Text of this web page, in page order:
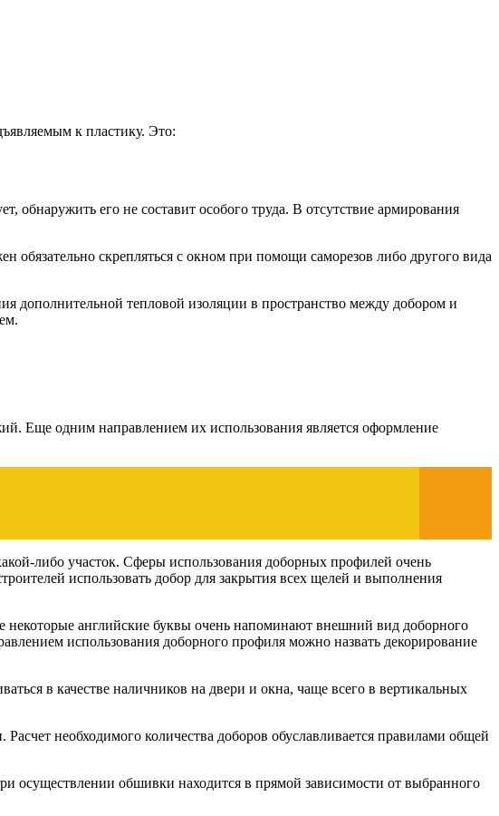
к пластику. Это:
обнаружить его не составит особого труда. В отсутствие армирования
обязательно скрепляться с окном при помощи саморезов либо другого вида
дополнительной тепловой изоляции в пространство между добором и
Еще одним направлением их использования является оформление
либо участок. Сферы использования доборных профилей очень
использовать добор для закрытия всех щелей и выполнения
некоторые английские буквы очень напоминают внешний вид доборного
использования доборного профиля можно назвать декорирование
в качестве наличников на двери и окна, чаще всего в вертикальных
необходимого количества доборов обуславливается правилами общей
осуществлении обшивки находится в прямой зависимости от выбранного